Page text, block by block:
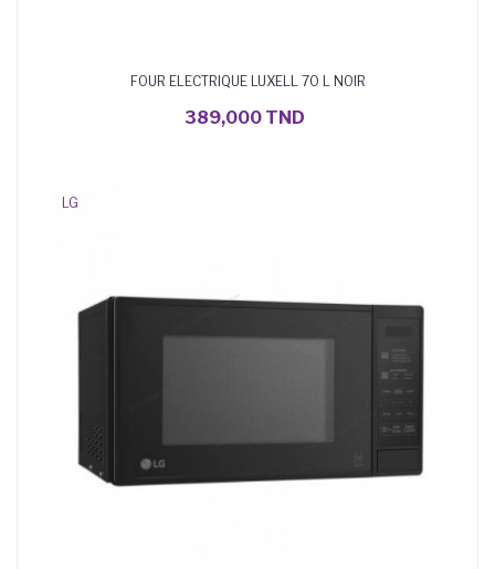
FOUR ELECTRIQUE LUXELL 70 L NOIR
389,000 TND
LG